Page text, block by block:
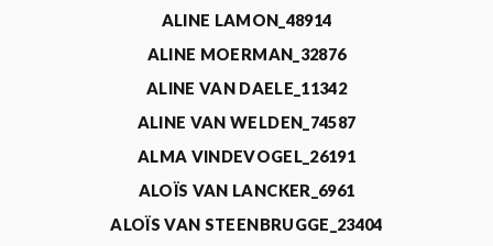
ALINE LAMON_48914
ALINE MOERMAN_32876
ALINE VAN DAELE_11342
ALINE VAN WELDEN_74587
ALMA VINDEVOGEL_26191
ALOÏS VAN LANCKER_6961
ALOÏS VAN STEENBRUGGE_23404